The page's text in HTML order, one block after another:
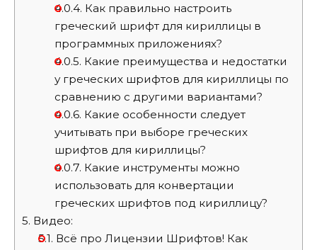
4.0.4. Как правильно настроить
греческий шрифт для кириллицы в
программных приложениях?
4.0.5. Какие преимущества и недостатки
у греческих шрифтов для кириллицы по
сравнению с другими вариантами?
4.0.6. Какие особенности следует
учитывать при выборе греческих
шрифтов для кириллицы?
4.0.7. Какие инструменты можно
использовать для конвертации
греческих шрифтов под кириллицу?
5. Видео:
5.1. Всё про Лицензии Шрифтов! Как